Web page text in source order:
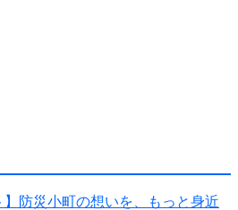
】防災小町の想いを、もっと身近